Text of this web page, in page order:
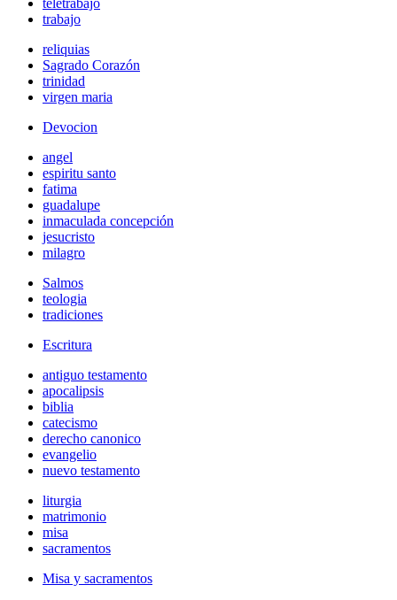
teletrabajo
trabajo
reliquias
Sagrado Corazón
trinidad
virgen maria
Devocion
angel
espiritu santo
fatima
guadalupe
inmaculada concepción
jesucristo
milagro
Salmos
teologia
tradiciones
Escritura
antiguo testamento
apocalipsis
biblia
catecismo
derecho canonico
evangelio
nuevo testamento
liturgia
matrimonio
misa
sacramentos
Misa y sacramentos